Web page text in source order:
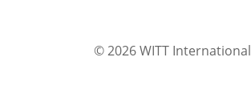
© 2026 WITT International